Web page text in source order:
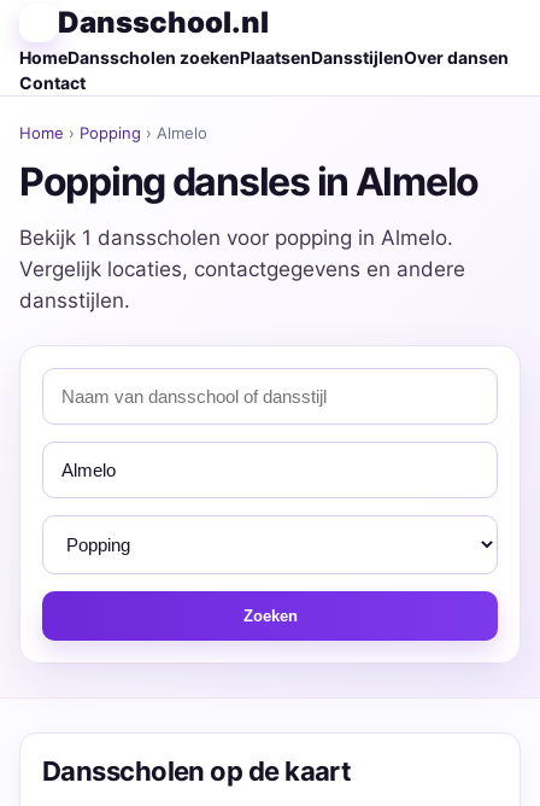
Dansschool.nl
HomeDansscholen zoekenPlaatsenDansstijlenOver dansen
Contact
Home › Popping › Almelo
Popping dansles in Almelo
Bekijk 1 dansscholen voor popping in Almelo.
Vergelijk locaties, contactgegevens en andere
dansstijlen.
Zoeken
Dansscholen op de kaart